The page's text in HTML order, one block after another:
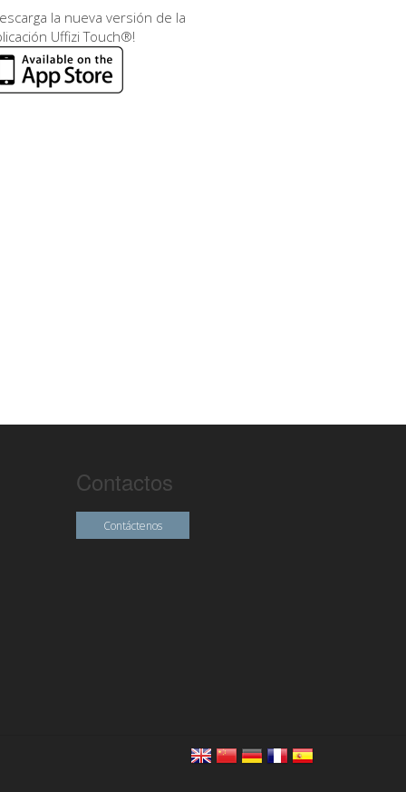
la nueva versión de la
Uffizi Touch®!
Contactos
Contáctenos